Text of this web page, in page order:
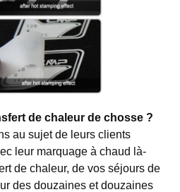
de chaleur de chosse ?
au sujet de leurs clients
leur marquage à chaud là-
de chaleur, de vos séjours de
des douzaines et douzaines